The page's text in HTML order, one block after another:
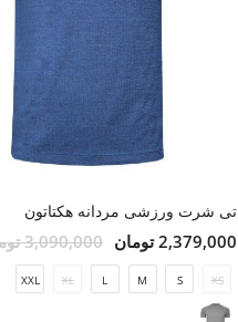
تی شرت ورزشی مردانه هکتاتون
2,379,000 تومان 3,090,000 تومان
XS
S
M
L
XL
XXL